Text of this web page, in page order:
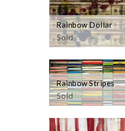
Sold
Rainbow Dollar
Sold
Rainbow Stripes